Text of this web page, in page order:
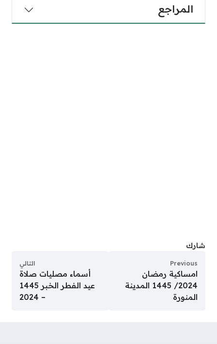
المراجع
شارك
Previous
امساكية رمضان
2024/ 1445 المدينة
المنورة
التالي
أسماء مصليات صلاة
عيد الفطر الخبر 1445
– 2024